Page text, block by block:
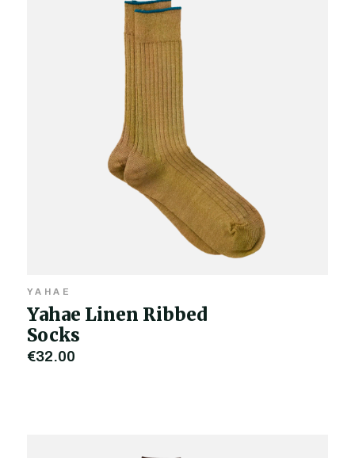
YAHAE
Yahae Linen Ribbed
Socks
€32,00